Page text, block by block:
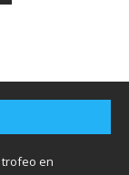
trofeo en